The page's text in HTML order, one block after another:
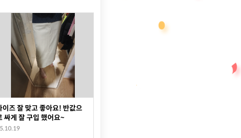
이즈 잘 맞고 좋아요! 반값으
싸게 잘 구입 했어요~